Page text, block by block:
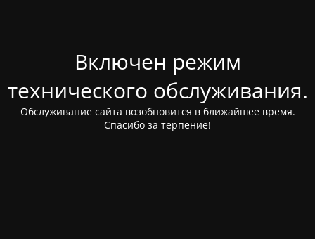
Включен режим
технического обслуживания.
Обслуживание сайта возобновится в ближайшее время.
Спасибо за терпение!